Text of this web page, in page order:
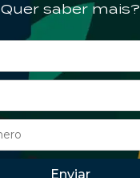
Quer saber mais?
Enviar